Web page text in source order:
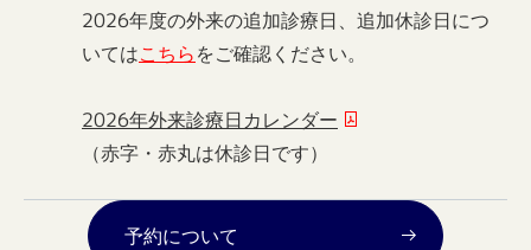
2026年度の外来の追加診療日、追加休診日につ
いてはこちらをご確認ください。
2026年外来診療日カレンダー
（赤字・赤丸は休診日です）
予約について